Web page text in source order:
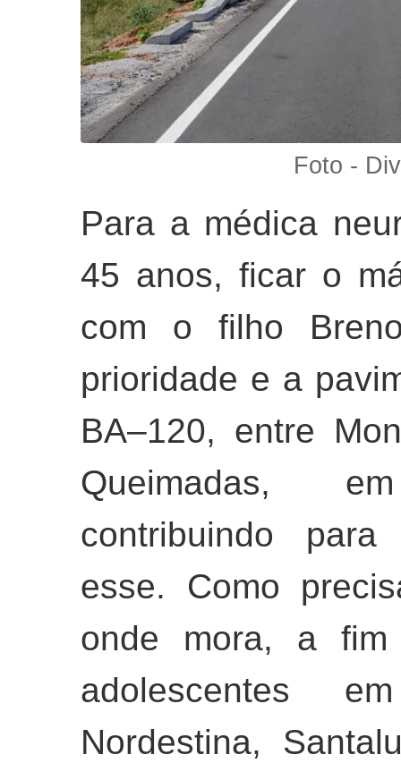
Foto -
Para a médica
45 anos, ficar o
com o filho
prioridade e a
BA–120, entre
Queimadas,
contribuindo
esse. Como
onde mora, a
adolescentes
Nordestina,